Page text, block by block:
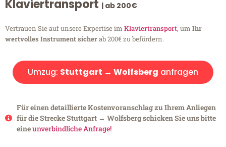
Klaviertransport | ab 200€
Vertrauen Sie auf unsere Expertise im Klaviertransport, um Ihr
wertvolles Instrument sicherab 200€ zu befördern.
Umzug: Stuttgart → Wolfsberg anfragen
Für einen detaillierte Kostenvoranschlag zu Ihrem Anliegen
für die Strecke Stuttgart → Wolfsberg schicken Sie uns bitte
eineunverbindliche Anfrage!